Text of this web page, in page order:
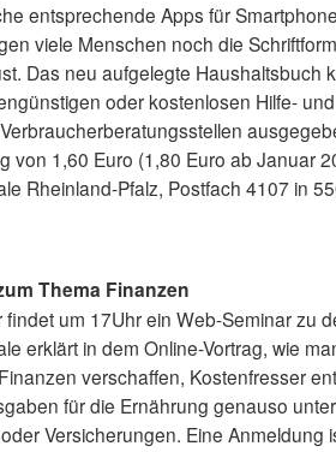
entsprechende Apps für
viele Menschen noch die
Das neu aufgelegte Haushaltsbuch
oder kostenlosen Hilfe-
von 1,60 Euro (1,80 Euro ab Januar
Rheinland-Pfalz, Postfach 4107 in
Thema Finanzen
um 17Uhr ein Web-Seminar zu
erklärt in dem Online-Vortrag, wie
verschaffen, Kostenfresser
für die Ernährung genauso
Versicherungen. Eine Anmeldung